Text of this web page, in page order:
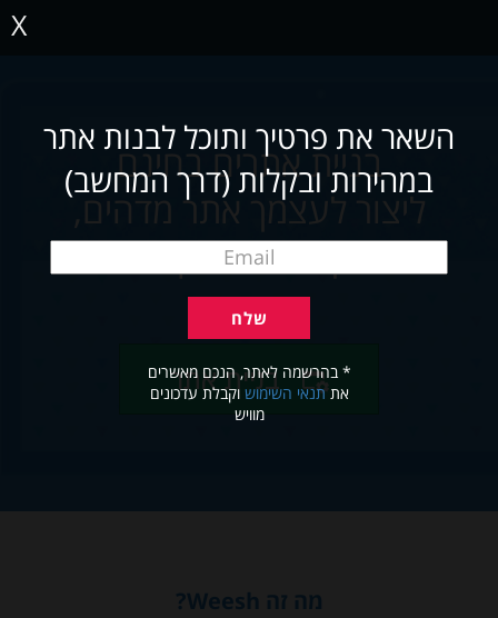
X
השאר את פרטיך ותוכל לבנות אתר
במהירות ובקלות (דרך המחשב)
* בהרשמה לאתר, הנכם מאשרים
אתתנאי השימוש וקבלת עדכונים
מוויש
בניית אתרים בחינם
ליצור לעצמך אתר מדהים,
תוך שניות ובקלות
בניית אתר
מה זה Weesh?